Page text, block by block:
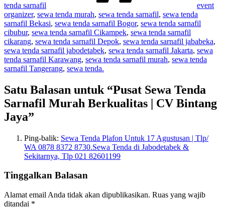
tenda sarnafil
event
organizer, sewa tenda murah, sewa tenda sarnafil, sewa tenda
sarnafil Bekasi, sewa tenda sarnafil Bogor, sewa tenda sarnafil
cibubur, sewa tenda sarnafil Cikampek, sewa tenda sarnafil
cikarang, sewa tenda sarnafil Depok, sewa tenda sarnafil jababeka,
sewa tenda sarnafil jabodetabek, sewa tenda sarnafil Jakarta, sewa
tenda sarnafil Karawang, sewa tenda sarnafil murah, sewa tenda
sarnafil Tangerang, sewa tenda.
Satu Balasan untuk “Pusat Sewa Tenda
Sarnafil Murah Berkualitas | CV Bintang
Jaya”
Ping-balik: Sewa Tenda Plafon Untuk 17 Agustusan | Tlp/
WA 0878 8372 8730.Sewa Tenda di Jabodetabek &
Sekitarnya, Tlp 021 82601199
Tinggalkan Balasan
Alamat email Anda tidak akan dipublikasikan. Ruas yang wajib
ditandai *